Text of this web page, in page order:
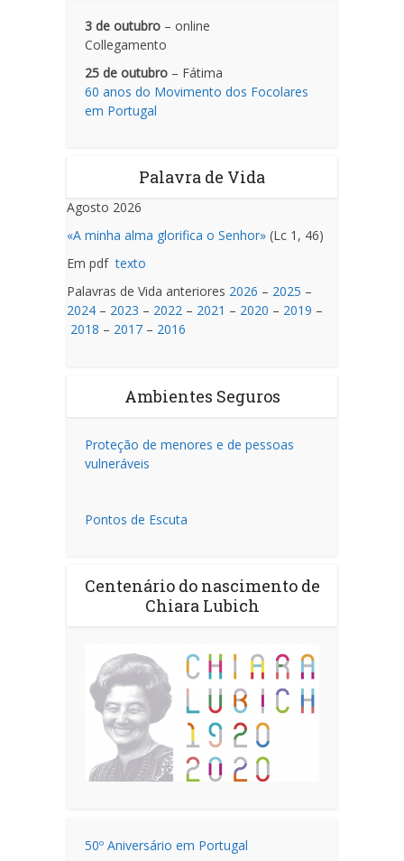
3 de outubro – online
Collegamento
25 de outubro – Fátima
60 anos do Movimento dos Focolares
em Portugal
Palavra de Vida
Agosto 2026
«A minha alma glorifica o Senhor» (Lc 1, 46)
Em pdftexto
Palavras de Vida anteriores 2026 – 2025 –
2024 – 2023 – 2022 – 2021 – 2020 – 2019 –
2018 – 2017 – 2016
Ambientes Seguros
Proteção de menores e de pessoas
vulneráveis
Pontos de Escuta
Centenário do nascimento de
Chiara Lubich
50º Aniversário em Portugal